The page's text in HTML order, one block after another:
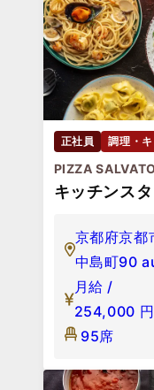
正社員 調理・
PIZZA
キッチンス
京都府京都
中島町90
月給 /
254,000 円
95席